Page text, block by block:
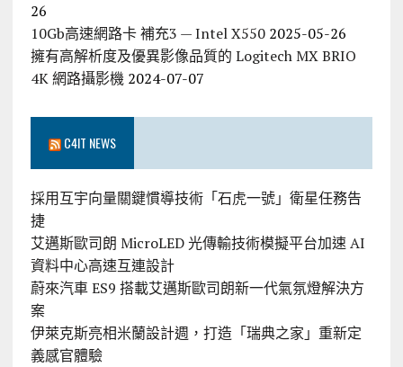
26
10Gb高速網路卡 補充3 — Intel X550 2025-05-26
擁有高解析度及優異影像品質的 Logitech MX BRIO
4K 網路攝影機 2024-07-07
C4IT NEWS
採用互宇向量關鍵慣導技術「石虎一號」衛星任務告
捷
艾邁斯歐司朗 MicroLED 光傳輸技術模擬平台加速 AI
資料中心高速互連設計
蔚來汽車 ES9 搭載艾邁斯歐司朗新一代氣氛燈解決方
案
伊萊克斯亮相米蘭設計週，打造「瑞典之家」重新定
義感官體驗